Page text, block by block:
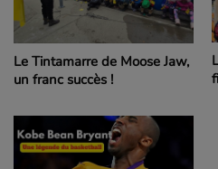
Le Tintamarre de Moose Jaw,
un franc succès !